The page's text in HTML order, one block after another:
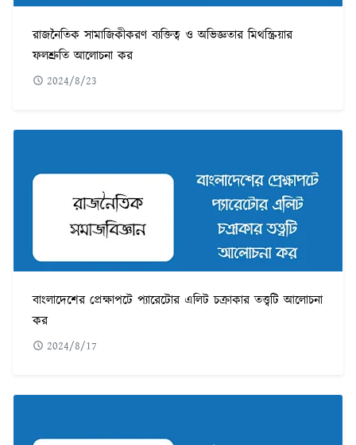
রাজনৈতিক সামাজিকীকরণ ব্যক্তিত্ব ও অভিজ্ঞতার মিথস্ক্রিয়ার
ফলশ্রুতি আলোচনা কর
2024/8/23
বাংলাদেশের প্রেক্ষাপটে প্যারেটোর এলিট চক্রাকার তত্ত্বটি আলোচনা
কর
2024/8/17